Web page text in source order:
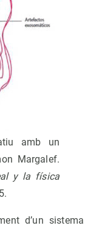
amb un
Margalef.
y la física
d’un sistema